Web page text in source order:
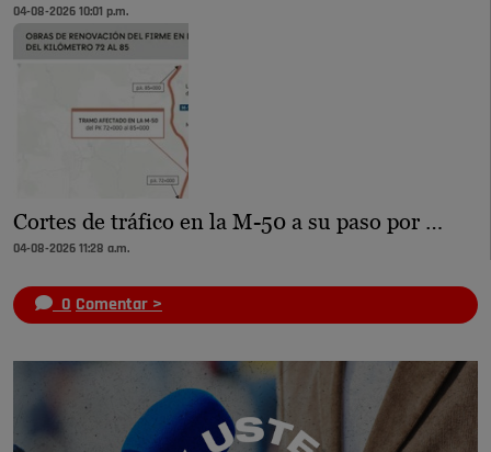
04-08-2026 10:01 p.m.
Cortes de tráfico en la M-50 a su paso por …
04-08-2026 11:28 a.m.
0 Comentar >